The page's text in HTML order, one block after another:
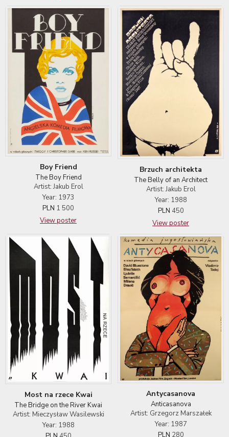
Boy Friend
The Boy Friend
Artist: Jakub Erol
Year: 1973
PLN 1 500
View poster
Brzuch architekta
The Belly of an Architect
Artist: Jakub Erol
Year: 1988
PLN 450
View poster
Most na rzece Kwai
The Bridge on the River Kwai
Artist: Mieczysław Wasilewski
Year: 1988
Antycasanova
Anticasanova
Artist: Grzegorz Marszałek
Year: 1987
PLN 280